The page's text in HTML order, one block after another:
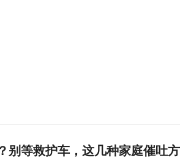
别等救护车，这几种家庭催吐